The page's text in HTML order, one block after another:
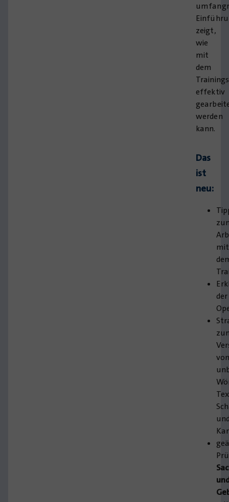
zeigt,
wie
mit
dem
effektiv
werden
kann.
Das
ist
neu:
mit
der